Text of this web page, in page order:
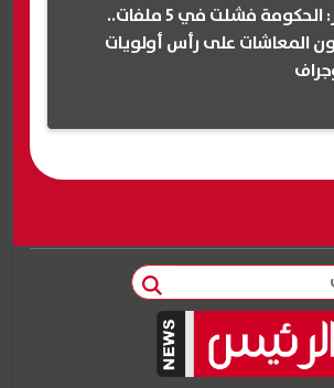
إيهاب منصور: الحكومة فشلت في 5 ملفات..
المعاشات على رأس أولويات